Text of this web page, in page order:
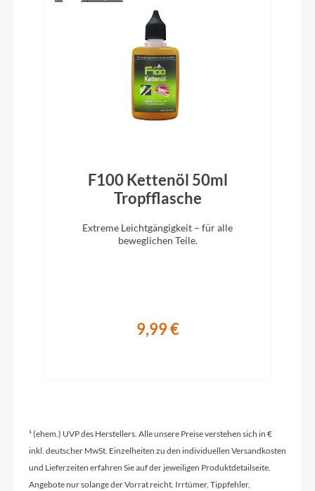
Ständer
Hebie
Glocke
inklusive
Diamant
2025
Rahmenmaterial
F100 Kettenöl 50ml
Tropfflasche
Extreme Leichtgängigkeit – für alle
beweglichen Teile.
9,99 €
¹ (ehem.) UVP des Herstellers. Alle unsere Preise verstehen sich in €
inkl. deutscher MwSt. Einzelheiten zu den individuellen Versandkosten
und Lieferzeiten erfahren Sie auf der jeweiligen Produktdetailseite.
Angebote nur solange der Vorrat reicht. Irrtümer, Tippfehler,